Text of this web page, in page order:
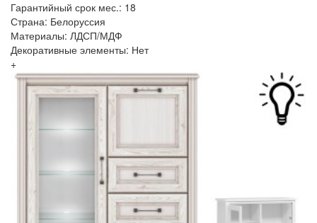
Гарантийный срок мес.: 18
Страна: Белоруссия
Материалы: ЛДСП/МДФ
Декоративные элементы: Нет
+